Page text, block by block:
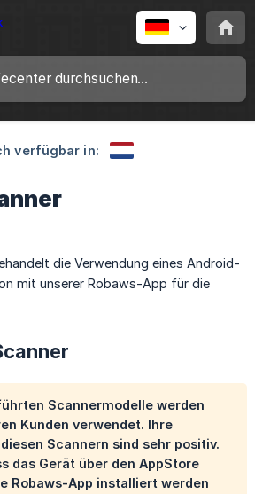
verfügbar in:
die Verwendung eines Android-
mit unserer Robaws-App für die
Scannermodelle werden
Kunden verwendet. Ihre
Scannern sind sehr positiv.
das Gerät über den AppStore
Robaws-App installiert werden